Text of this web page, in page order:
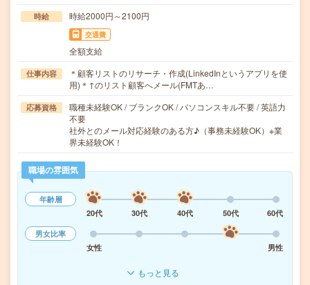
時給 時給2000円～2100円
交通費
全額支給
仕事内容
＊顧客リストのリサーチ・作成(LinkedInというアプリを使
用)＊↑のリスト顧客へメール(FMTあ…
応募資格
職種未経験OK / ブランクOK / パソコンスキル不要 / 英語力
不要
社外とのメール対応経験のある方♪（事務未経験OK）※業
界未経験OK！
職場の雰囲気
年齢層
20代
30代 40代 50代
60代
男女比率
女性
男性
もっと見る